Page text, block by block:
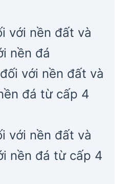
với nền đất và
nền đá
với nền đất và
đá từ cấp 4
với nền đất và
nền đá từ cấp 4